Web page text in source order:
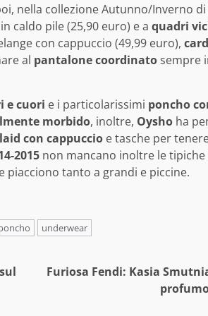
nella collezione Autunno/Inverno di
caldo pile (25,90 euro) e a quadri
con cappuccio (49,99 euro),
al pantalone coordinatosempre
e cuori e i particolarissimi poncho
morbido, inoltre, Oysho ha
con cappuccio e tasche per
2015 non mancano inoltre le tipiche
piacciono tanto a grandi e piccine.
underwear
Furiosa Fendi: Kasia